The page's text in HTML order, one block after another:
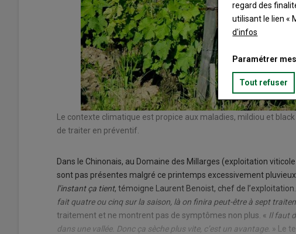
Le contexte climatique est propice aux maladies, mildiou et
de traiter en préventif.
Dans le Chinonais, au Domaine des Millarges (exploitation
sont pas présentes malgré ce printemps excessivement
l’instant ça tient, témoigne Laurent Benoist, chef de l’exploitation.
fait quatre ou cinq sur la saison, là on finira peut-être à sept
traitement et ne montrent pas de symptômes non plus. « Il faut
dans une vallée. Donc ça sèche plus vite, c’est un avantage. » Le
regard des
utilisant le lien «
d'infos
Paramétrer
Tout refuser